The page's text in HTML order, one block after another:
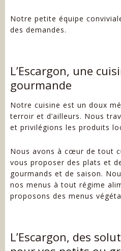
Notre petite équipe
des demandes.
L’Escargon, une
gourmande
Notre cuisine est un doux
terroir et d’ailleurs. Nous
et privilégions les produits
Nous avons à cœur de tout
vous proposer des plats et
gourmands et de saison.
nos menus à tout régime
proposons des menus
L’Escargon, des